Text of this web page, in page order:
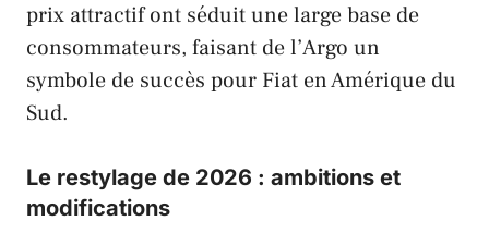
prix attractif ont séduit une large base de
consommateurs, faisant de l’Argo un
symbole de succès pour Fiat en Amérique du
Sud.
Le restylage de 2026 : ambitions et
modifications